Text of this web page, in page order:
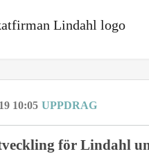
10:05 UPPDRAG
för Lindahl